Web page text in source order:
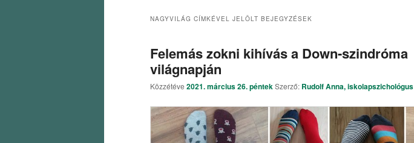
NAGYVILÁG CÍMKÉVEL JELÖLT BEJEGYZÉSEK
Felemás zokni kihívás a Down-szindróma
világnapján
Közzétéve 2021. március 26. péntekSzerző: Rudolf Anna, iskolapszichológus